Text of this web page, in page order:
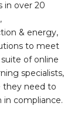
in over 20
& energy,
to meet
of online
specialists,
they need to
in compliance.